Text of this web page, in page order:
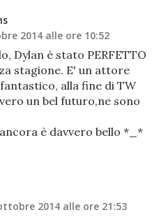
2014 alle ore 10:52
Dylan è stato PERFETTO
stagione. E' un attore
alla fine di TW
un bel futuro,ne sono
è davvero bello *_*
2014 alle ore 21:53